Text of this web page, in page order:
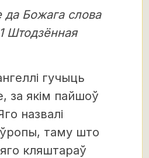
да Божага слова
Штодзённая
гучыць
за якім пайшоў
назвалі
таму што
кляштараў